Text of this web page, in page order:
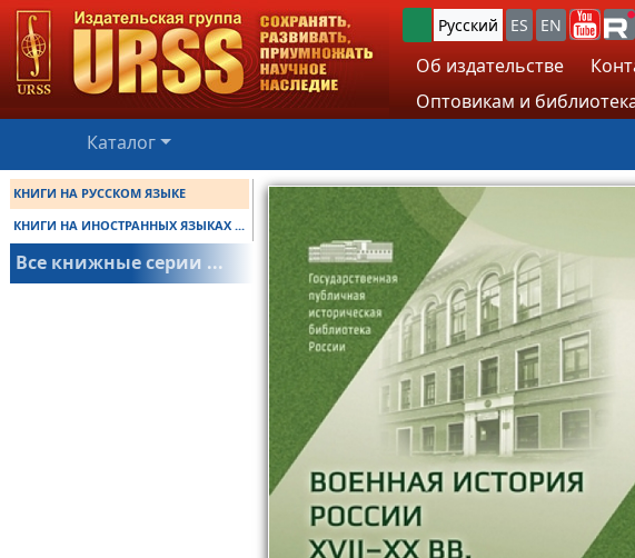
Русский ES EN
Об издательстве
Оптовикам и
Каталог
КНИГИ НА РУССКОМ ЯЗЫКЕ
КНИГИ НА ИНОСТРАННЫХ ЯЗЫКАХ ...
Все книжные серии ...